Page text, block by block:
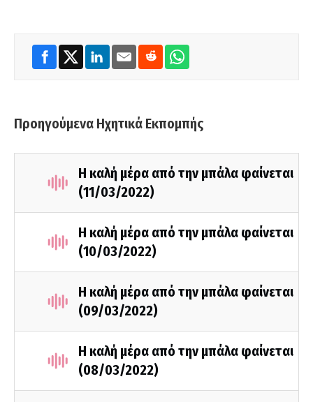
Προηγούμενα Ηχητικά Εκπομπής
Η καλή μέρα από την μπάλα φαίνεται
(11/03/2022)
Η καλή μέρα από την μπάλα φαίνεται
(10/03/2022)
Η καλή μέρα από την μπάλα φαίνεται
(09/03/2022)
Η καλή μέρα από την μπάλα φαίνεται
(08/03/2022)